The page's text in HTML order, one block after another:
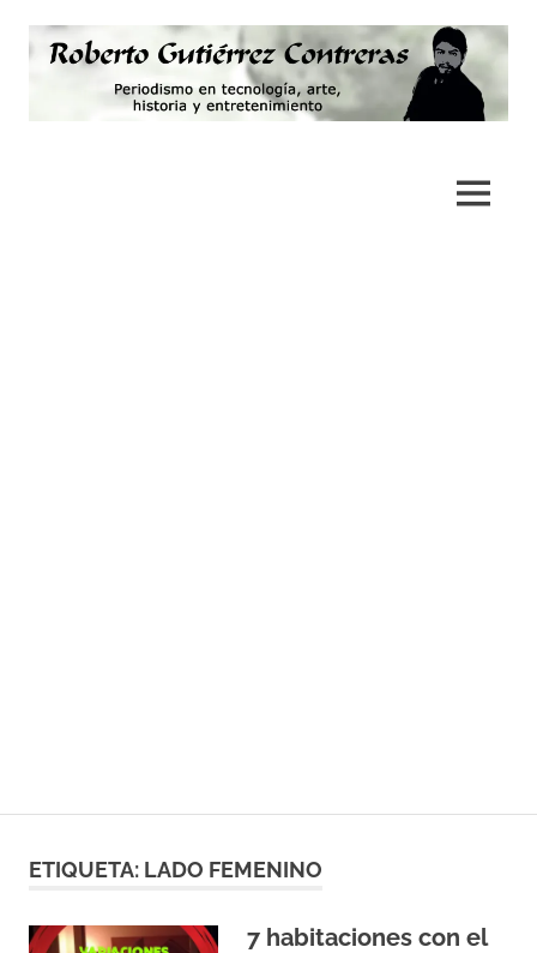
contenido
MENÚ
ETIQUETA: LADO FEMENINO
7 habitaciones con el